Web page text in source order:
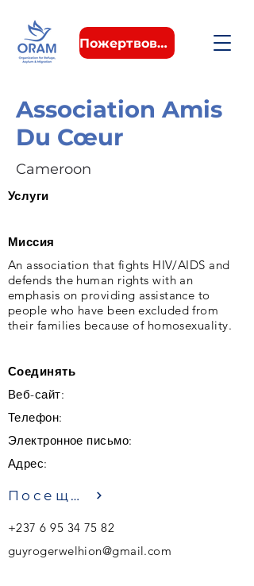
Пожертвовать
Association Amis
Du Cœur
Cameroon
Услуги
Миссия
An association that fights HIV/AIDS and
defends the human rights with an
emphasis on providing assistance to
people who have been excluded from
their families because of homosexuality.
Соединять
Веб-сайт:
Телефон:
Электронное письмо:
Адрес:
Посещение
+237 6 95 34 75 82
guyrogerwelhion@gmail.com